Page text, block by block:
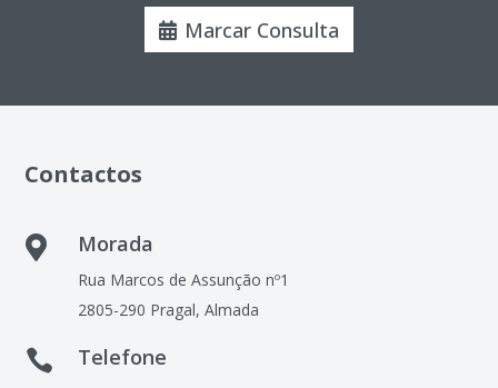
Marcar Consulta
Contactos
 Morada
Rua Marcos de Assunção nº1
2805-290 Pragal, Almada
 Telefone